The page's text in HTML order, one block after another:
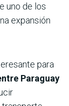
uno de los
expansión
para
Paraguay